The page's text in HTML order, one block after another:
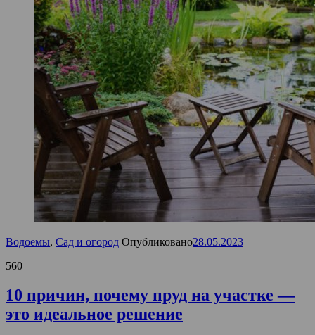
Водоемы, Сад и огород Опубликовано28.05.2023
560
10 причин, почему пруд на участке —
это идеальное решение